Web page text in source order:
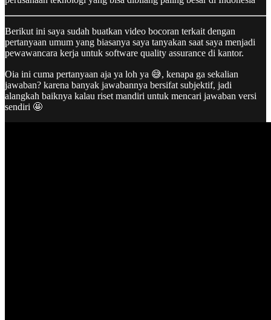
Berikut ini saya sudah buatkan video bocoran terkait dengan
pertanyaan umum yang biasanya saya tanyakan saat saya menjadi
pewawancara kerja untuk software quality assurance di kantor.
Oia ini cuma pertanyaan aja ya loh ya 😅, kenapa ga sekalian
jawaban? karena banyak jawabannya bersifat subjektif, jadi
alangkah baiknya kalau riset mandiri untuk mencari jawaban versi
sendiri 🤩